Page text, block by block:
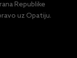
Republike
uz Opatiju.